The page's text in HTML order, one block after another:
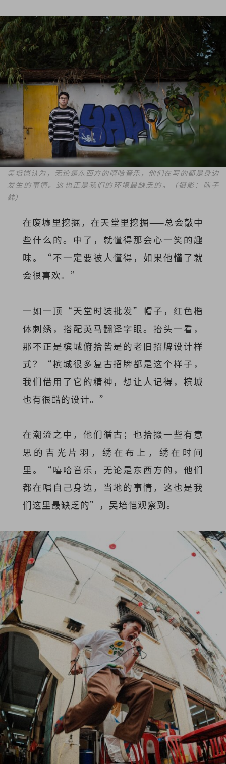
吴培恺认为，无论是东西方的嘻哈音乐，他们在写的都是身边
发生的事情。这也正是我们的环境最缺乏的。（摄影：陈子
韩）
在废墟里挖掘，在天堂里挖掘——总会敲中
些什么的。中了，就懂得那会心一笑的趣
味。“不一定要被人懂得，如果他懂了就
会很喜欢。”
一如一顶“天堂时装批发”帽子，红色楷
体刺绣，搭配英马翻译字眼。抬头一看，
那不正是槟城俯拾皆是的老旧招牌设计样
式？“槟城很多复古招牌都是这个样子，
我们借用了它的精神，想让人记得，槟城
也有很酷的设计。”
在潮流之中，他们循古；也拾掇一些有意
思的吉光片羽，绣在布上，绣在时间
里。“嘻哈音乐，无论是东西方的，他们
都在唱自己身边，当地的事情，这也是我
们这里最缺乏的”，吴培恺观察到。